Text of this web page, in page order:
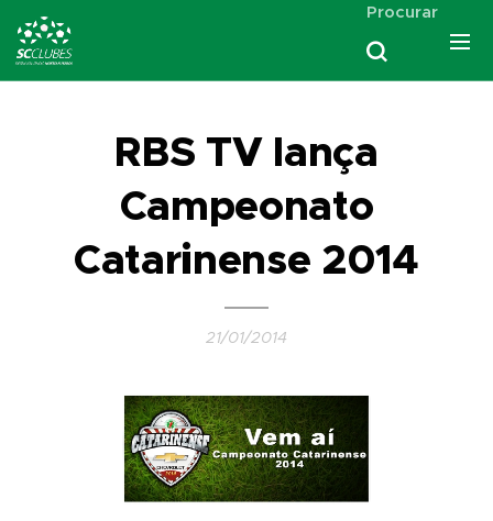
Procurar
RBS TV lança
Campeonato
Catarinense 2014
21/01/2014